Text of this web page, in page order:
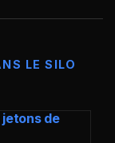
LE SILO
de